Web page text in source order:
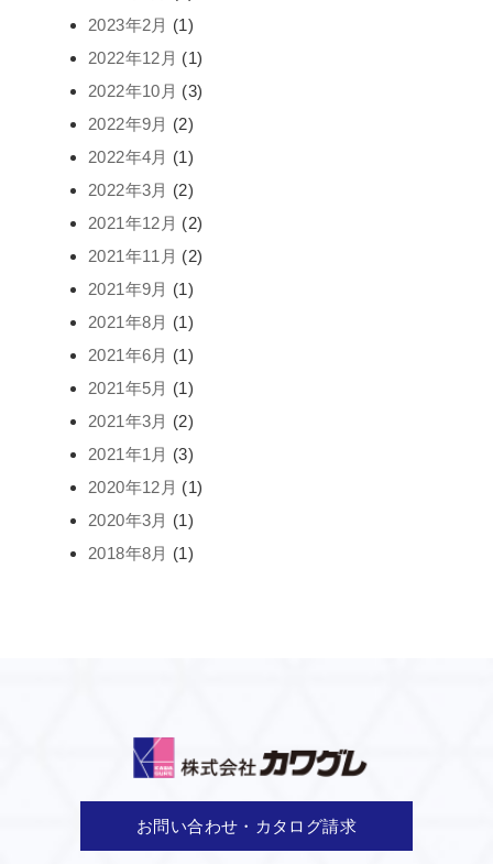
2023年2月 (1)
2022年12月 (1)
2022年10月 (3)
2022年9月 (2)
2022年4月 (1)
2022年3月 (2)
2021年12月 (2)
2021年11月 (2)
2021年9月 (1)
2021年8月 (1)
2021年6月 (1)
2021年5月 (1)
2021年3月 (2)
2021年1月 (3)
2020年12月 (1)
2020年3月 (1)
2018年8月 (1)
お問い合わせ・カタログ請求